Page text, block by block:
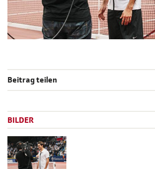
Beitrag teilen
BILDER